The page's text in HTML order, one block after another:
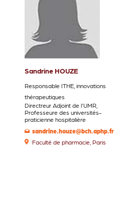
Sandrine HOUZE
Responsable ITHE, innovations
thérapeutiques
Directreur Adjoint de l'UMR,
Professeure des universités-
praticienne hospitalière
sandrine.houze@bch.aphp.fr
Faculté de pharmacie, Paris